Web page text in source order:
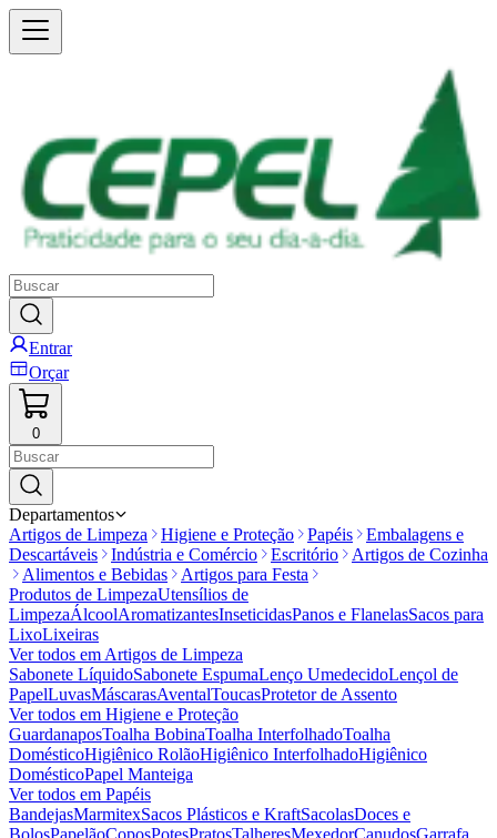
Entrar
Orçar
0
Departamentos
Artigos de Limpeza
Higiene e Proteção Papéis
Embalagens e
Descartáveis
Indústria e Comércio Escritório
Artigos de Cozinha
Alimentos e Bebidas
Artigos para Festa
Produtos de LimpezaUtensílios de
LimpezaÁlcoolAromatizantesInseticidasPanos e FlanelasSacos para
LixoLixeiras
Ver todos em Artigos de Limpeza
Sabonete LíquidoSabonete EspumaLenço UmedecidoLençol de
PapelLuvasMáscarasAventalToucasProtetor de Assento
Ver todos em Higiene e Proteção
GuardanaposToalha BobinaToalha InterfolhadoToalha
DomésticoHigiênico RolãoHigiênico InterfolhadoHigiênico
DomésticoPapel Manteiga
Ver todos em Papéis
BandejasMarmitexSacos Plásticos e KraftSacolasDoces e
BolosPapelãoCoposPotesPratosTalheresMexedorCanudosGarrafa